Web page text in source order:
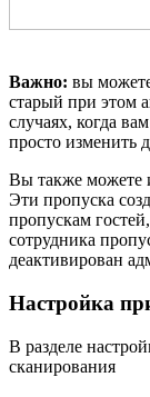
Важно: вы
старый при этом
случаях, когда
просто изменить
Вы также можете
Эти пропуска
пропускам
сотрудника
деактивирован
Настройка
В разделе
сканирования